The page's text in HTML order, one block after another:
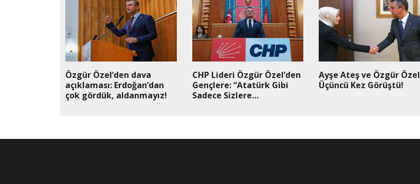
Özgür Özel’den dava
açıklaması: Erdoğan’dan
çok gördük, aldanmayız!
CHP Lideri Özgür Özel’den
Gençlere: “Atatürk Gibi
Sadece Sizlere
Ayşe Ateş ve Özgür Özel
Üçüncü Kez Görüştü!